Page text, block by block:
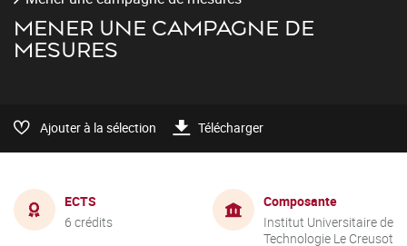
MENER UNE CAMPAGNE DE
MESURES
Ajouter à la sélection Télécharger
ECTS
6 crédits
Composante
Institut Universitaire de
Technologie Le Creusot